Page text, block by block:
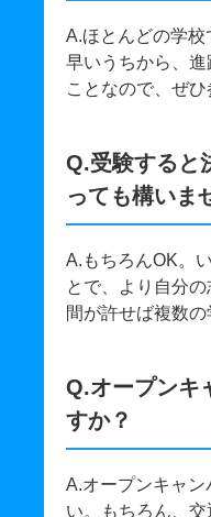
A.ほとんどの学校
早いうちから、
ことなので、ぜひ
Q.受験すると
っても構いま
A.もちろんOK。
とで、より自分
間が許せば複数の
Q.オープンキ
すか？
A.オープンキャ
い。もちろん、